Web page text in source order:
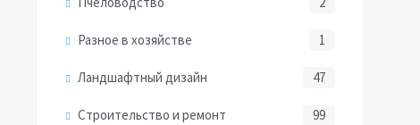
Разное в хозяйстве 1
Ландшафтный дизайн 47
Строительство и ремонт 99